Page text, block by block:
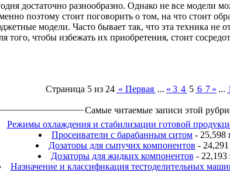
достаточно разнообразно. Однако не все
поэтому стоит поговорить о том, на что стоит
модели. Часто бывает так, что эта техника не
того, чтобы избежать их приобретения, стоит
Страница 5 из 24 « Первая ... « 3 4 5 6 7 » ...
Самые читаемые записи этой
Режимы охлаждения и стабилизации готовой
Просеиватели с барабанным ситом - 25,598
Дозаторы для сыпучих компонентов -
Дозаторы для жидких компонентов - 22,193
Назначение и классификация тестоделительных